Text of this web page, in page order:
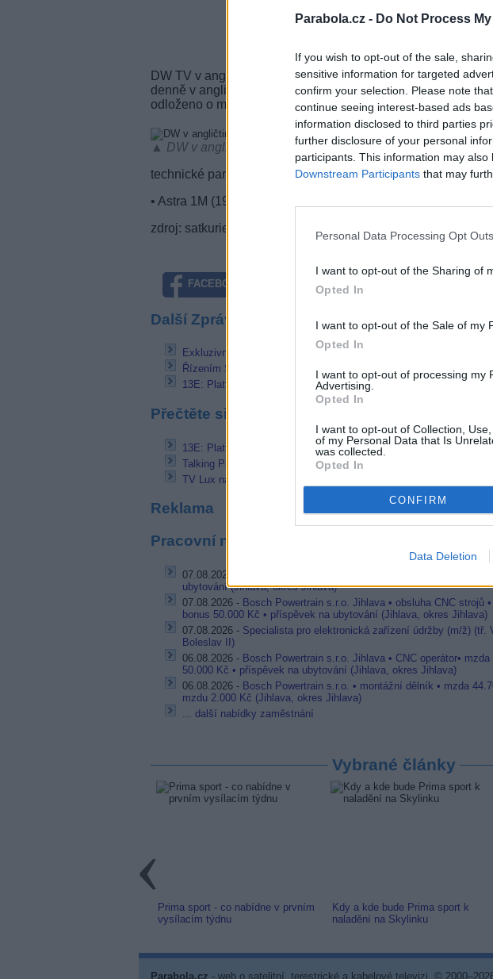
Parabola.cz - Do Not Process
If you wish to opt-out of the sale,
sensitive information for targeted
confirm your selection. Please note
continue seeing interest-based ads
information disclosed to third parties
further disclosure of your personal
participants. This information may
Downstream Participants that may
Personal Data Processing Opt Outs
I want to opt-out of the Sharing of
Opted In
I want to opt-out of the Sale of my
Opted In
I want to opt-out of processing my
Advertising.
Opted In
I want to opt-out of Collection,
of my Personal Data that Is
was collected.
Opted In
CONFIRM
Data Deletion
DW TV v anglickém jazyce odstartuje 22. června 2015.
denně v angličtině a původně měla odstartovat již 27.
odloženo o měsíc.
▲ DW v angličtině testuje na Astře 19,2E
technické parametry - DW:
• Astra 1M (19,2°E), freq. 11,627 GHz, pol. V, SR 22000,
zdroj: satkurier.pl
FACEBOOK TWITTER
Další Zprávičky
Exkluzivně na VOYO: Živý přenos očekávané akce GCF 31: Cage
Řízením Sekce správy a provozu Českého rozhlasu byl pověřen
13E: Platforma Arabsat s novým FEC
Přečtěte si také
13E: Platforma Arabsat s novým FEC
Talking Pictures TV testuje FTA na 28,5E
TV Lux na 0,8W v kódu pro zákazníky Slovak Telekomu
Reklama
Pracovní nabídky
07.08.2026 -
ubytování (Jihlava, okres Jihlava)
07.08.2026 - Bosch Powertrain s.r.o. Jihlava • obsluha CNC strojů
bonus 50.000 Kč • příspěvek na ubytování (Jihlava, okres Jihlava)
07.08.2026 - Specialista pro elektronická zařízení údržby (m/ž) (tř.
Boleslav II)
06.08.2026 - Bosch Powertrain s.r.o. Jihlava • CNC operátor•
50.000 Kč • příspěvek na ubytování (Jihlava, okres Jihlava)
06.08.2026 - Bosch Powertrain s.r.o. • montážní dělník • mzda
mzdu 2.000 Kč (Jihlava, okres Jihlava)
... další nabídky zaměstnání
Vybrané články
Prima sport - co nabídne v prvním
vysílacím týdnu
Kdy a kde bude Prima sport k
naladění na Skylinku
Parabola.cz - web o satelitní, terestrické a kabelové televizi, ©